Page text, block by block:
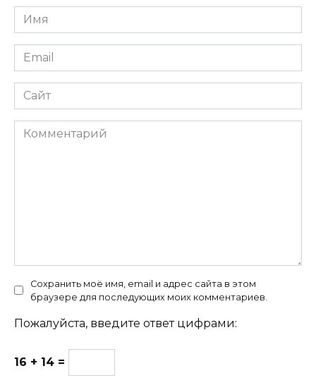
Имя
*
Email
*
Сайт
Комментарий
Сохранить моё имя, email и адрес сайта в этом
браузере для последующих моих комментариев.
Пожалуйста, введите ответ цифрами:
16 + 14 =